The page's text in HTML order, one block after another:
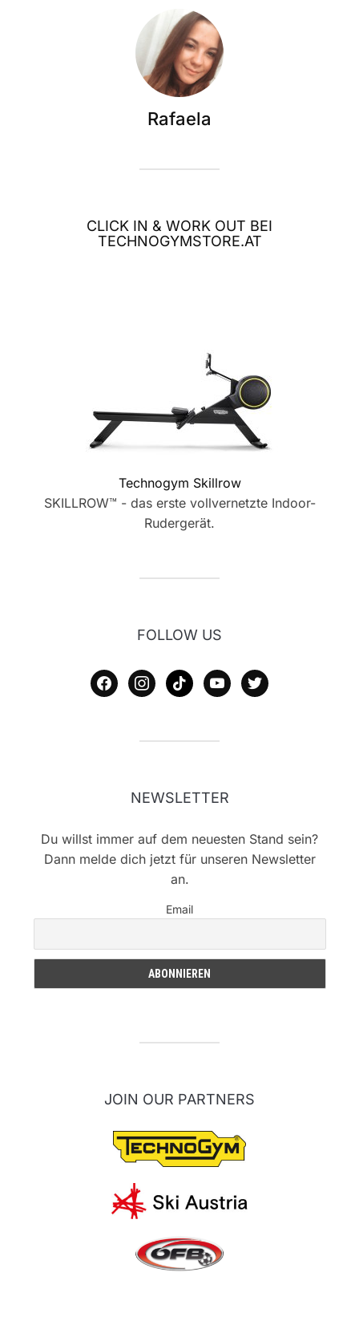
Rafaela
CLICK IN & WORK OUT BEI
TECHNOGYMSTORE.AT
Technogym Skillrow
SKILLROW™ - das erste vollvernetzte Indoor-
Rudergerät.
FOLLOW US
facebookinstagram
tiktok youtubetwitter
NEWSLETTER
Du willst immer auf dem neuesten Stand sein?
Dann melde dich jetzt für unseren Newsletter
an.
Email
JOIN OUR PARTNERS